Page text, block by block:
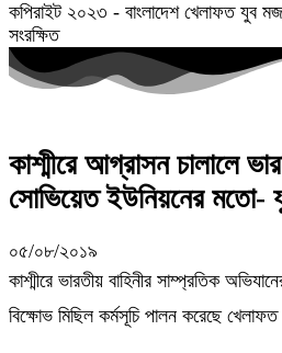
কপিরাইট ২০২৩ - বাংলাদেশ খেলাফত যুব
সংরক্ষিত
কাশ্মীরে আগ্রাসন চালালে
সোভিয়েত ইউনিয়নের মতো-
০৫/০৮/২০১৯
কাশ্মীরে ভারতীয় বাহিনীর সাম্প্রতিক
বিক্ষোভ মিছিল কর্মসূচি পালন করেছে